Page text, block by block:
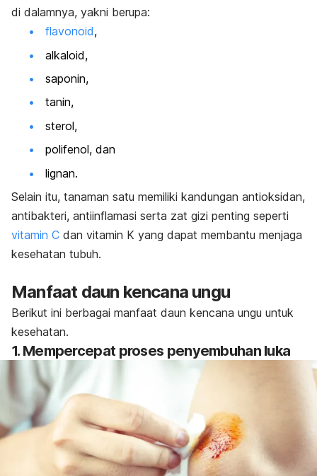
di dalamnya, yakni berupa:
flavonoid,
alkaloid,
saponin,
tanin,
sterol,
polifenol, dan
lignan.
Selain itu, tanaman satu memiliki kandungan antioksidan,
antibakteri, antiinflamasi serta zat gizi penting seperti
vitamin C dan vitamin K yang dapat membantu menjaga
kesehatan tubuh.
Manfaat daun kencana ungu
Berikut ini berbagai manfaat daun kencana ungu untuk
kesehatan.
1. Mempercepat proses penyembuhan luka